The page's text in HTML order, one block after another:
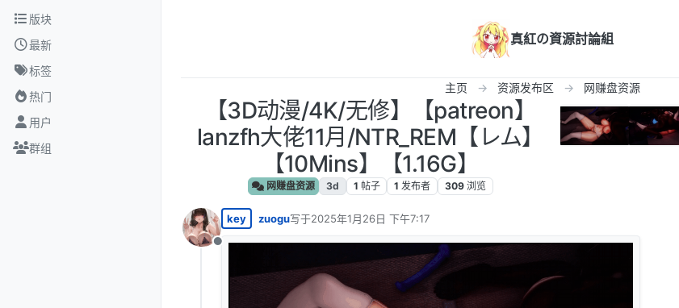
跳转至内容
版块
最新
标签
热门
用户
群组
真紅の資源討論組
主页 资源发布区 网赚盘资源
【3D动漫/4K/无修】【patreon】
lanzfh大佬11月/NTR_REM【レム】
【10Mins】【1.16G】
网赚盘资源 3d 1 帖子 1 发布者 309 浏览
离线
key zuogu写于2025年1月26日 下午7:17
最后由 编辑